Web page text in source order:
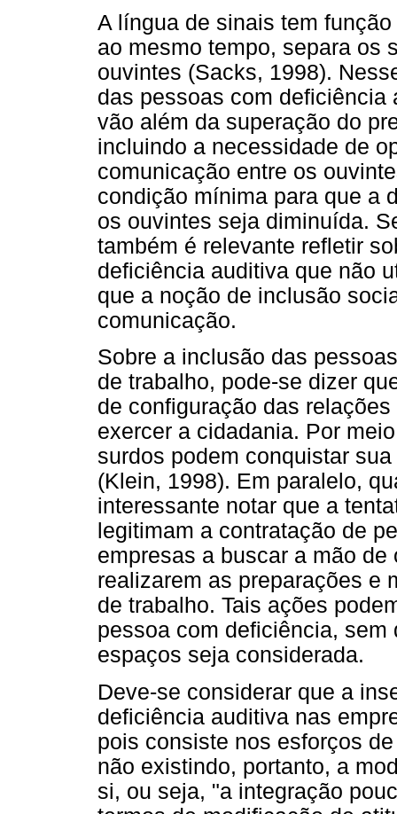
A língua de sinais tem
ao mesmo tempo, separa os
ouvintes (Sacks, 1998).
das pessoas com deficiência
vão além da superação do
incluindo a necessidade de
comunicação entre os
condição mínima para que a
os ouvintes seja diminuída.
também é relevante refletir
deficiência auditiva que não
que a noção de inclusão
comunicação.
Sobre a inclusão das
de trabalho, pode-se dizer
de configuração das
exercer a cidadania. Por
surdos podem conquistar
(Klein, 1998). Em paralelo,
interessante notar que a
legitimam a contratação de
empresas a buscar a mão
realizarem as preparações e
de trabalho. Tais ações
pessoa com deficiência,
espaços seja considerada.
Deve-se considerar que a
deficiência auditiva nas
pois consiste nos esforços
não existindo, portanto, a
si, ou seja, "a integração